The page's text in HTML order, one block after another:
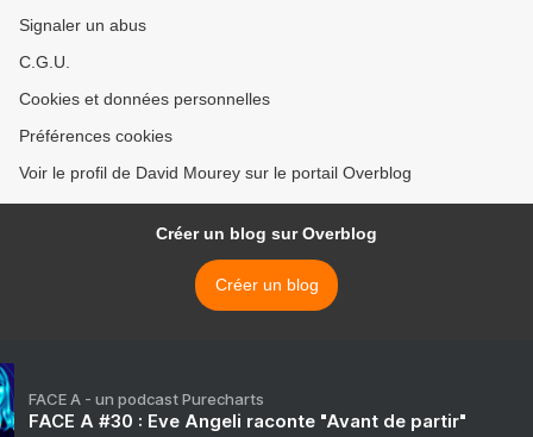
Signaler un abus
C.G.U.
Cookies et données personnelles
Préférences cookies
Voir le profil de David Mourey sur le portail Overblog
Créer un blog sur Overblog
Créer un blog
FACE A - un podcast Purecharts
FACE A #30 : Eve Angeli raconte "Avant de partir"